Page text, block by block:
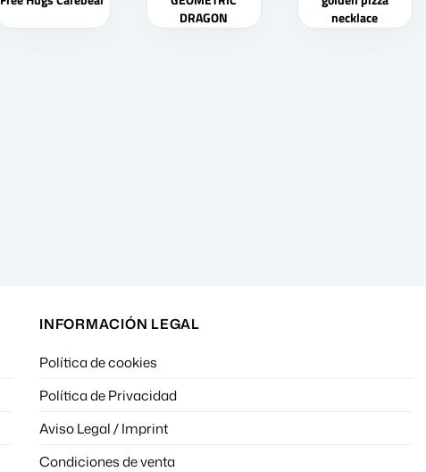
DRAGON
necklace
INFORMACIÓN LEGAL
Política de cookies
Política de Privacidad
Aviso Legal / Imprint
Condiciones de venta